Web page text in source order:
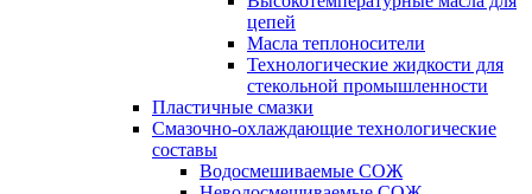
цепей
Масла теплоносители
Технологические жидкости для
стекольной промышленности
Пластичные смазки
Смазочно-охлаждающие технологические
составы
Водосмешиваемые СОЖ